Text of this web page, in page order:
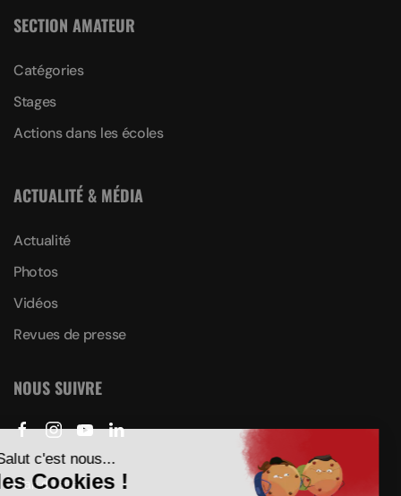
SECTION AMATEUR
Catégories
Stages
Actions dans les écoles
ACTUALITÉ & MÉDIA
Actualité
Photos
Vidéos
Revues de presse
NOUS SUIVRE
Plan du site